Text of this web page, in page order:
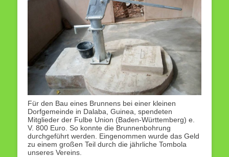
Für den Bau eines Brunnens bei einer kleinen
Dorfgemeinde in Dalaba, Guinea, spendeten
Mitglieder der Fulbe Union (Baden-Württemberg) e.
V. 800 Euro. So konnte die Brunnenbohrung
durchgeführt werden. Eingenommen wurde das Geld
zu einem großen Teil durch die jährliche Tombola
unseres Vereins.